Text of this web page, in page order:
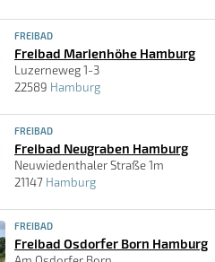
FREIBAD
Freibad Marienhöhe Hamburg
Luzerneweg 1-3
22589 Hamburg
FREIBAD
Freibad Neugraben Hamburg
Neuwiedenthaler Straße 1m
21147 Hamburg
FREIBAD
Freibad Osdorfer Born Hamburg